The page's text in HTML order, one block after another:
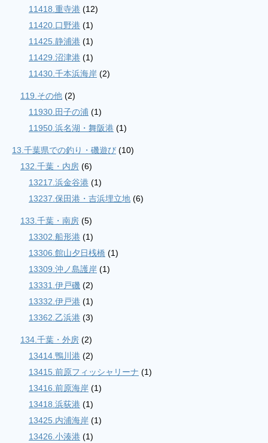
11418.重寺港 (12)
11420.口野港 (1)
11425.静浦港 (1)
11429.沼津港 (1)
11430.千本浜海岸 (2)
119.その他 (2)
11930.田子の浦 (1)
11950.浜名湖・舞阪港 (1)
13.千葉県での釣り・磯遊び (10)
132.千葉・内房 (6)
13217.浜金谷港 (1)
13237.保田港・吉浜埋立地 (6)
133.千葉・南房 (5)
13302.船形港 (1)
13306.館山夕日桟橋 (1)
13309.沖ノ島護岸 (1)
13331.伊戸磯 (2)
13332.伊戸港 (1)
13362.乙浜港 (3)
134.千葉・外房 (2)
13414.鴨川港 (2)
13415.前原フィッシャリーナ (1)
13416.前原海岸 (1)
13418.浜荻港 (1)
13425.内浦海岸 (1)
13426.小湊港 (1)